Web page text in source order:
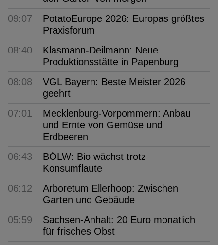
09:07
PotatoEurope 2026: Europas größtes
Praxisforum
08:40
Klasmann-Deilmann: Neue
Produktionsstätte in Papenburg
08:08
VGL Bayern: Beste Meister 2026
geehrt
07:01
Mecklenburg-Vorpommern: Anbau
und Ernte von Gemüse und
Erdbeeren
06:43
BÖLW: Bio wächst trotz
Konsumflaute
06:12
Arboretum Ellerhoop: Zwischen
Garten und Gebäude
05:59
Sachsen-Anhalt: 20 Euro monatlich
für frisches Obst